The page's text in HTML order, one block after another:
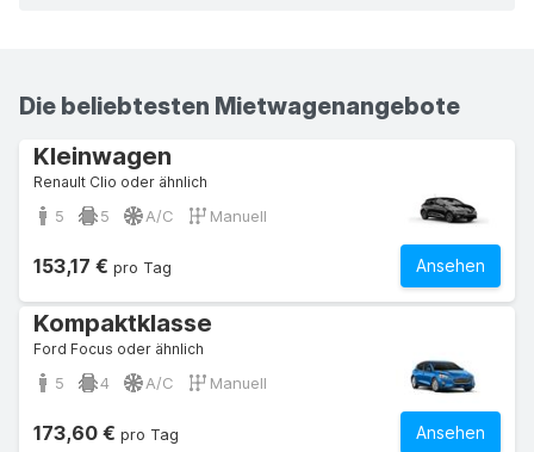
Die beliebtesten Mietwagenangebote
Kleinwagen
Renault Clio oder ähnlich
5 5 A/C Manuell
Ansehen
153,17 € pro Tag
Kompaktklasse
Ford Focus oder ähnlich
5 4 A/C Manuell
Ansehen
173,60 € pro Tag